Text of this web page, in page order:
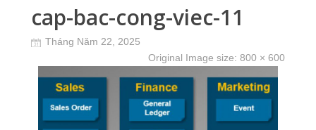
cap-bac-cong-viec-11
Tháng Năm 22, 2025
Original Image size: 800 × 600